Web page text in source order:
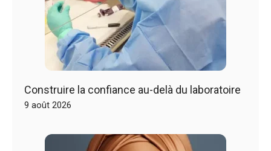
Construire la confiance au-delà du laboratoire
9 août 2026